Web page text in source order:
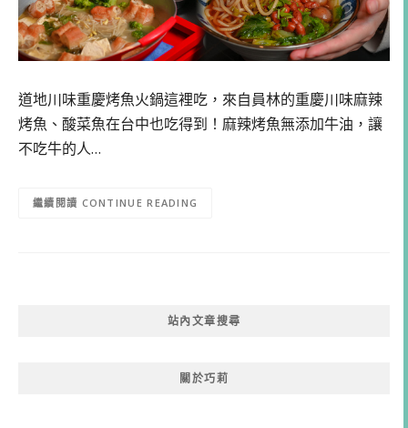
道地川味重慶烤魚火鍋這裡吃，來自員林的重慶川味麻辣
烤魚、酸菜魚在台中也吃得到！麻辣烤魚無添加牛油，讓
不吃牛的人…
CONTINUE READING
站內文章搜尋
關於巧莉